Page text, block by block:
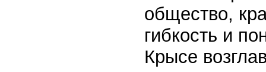
общество,
гибкость и
Крысе